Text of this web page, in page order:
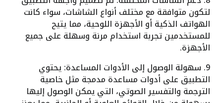
لتكون متوافقة مع مختلف أنواع الشاشات، سواء كانت
الهواتف الذكية أو الأجهزة اللوحية، مما يتيح
للمستخدمين تجربة استخدام مرنة وسهلة على جميع
الأجهزة.
9. سهولة الوصول إلى الأدوات المساعدة: يحتوي
التطبيق على أدوات مساعدة مدمجة مثل خاصية
الترجمة والتفسير الصوتي، التي يمكن الوصول إليها